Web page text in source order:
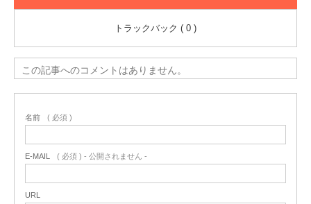
トラックバック ( 0 )
この記事へのコメントはありません。
名前 ( 必須 )
E-MAIL ( 必須 ) - 公開されません -
URL